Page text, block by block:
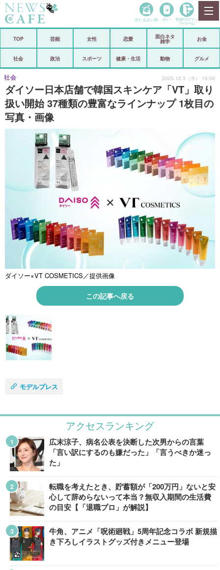
政治
芸能 スポーツ
恋愛
コメントポスト
リリース ショップ
登録・ログイン/マイルーム
当たる占い師 占い 登録• ログイン
マイルーム
TOP 芸能 女性 恋愛
面白ネタ
雑学
お金
社会 政治 スポーツ 健康・生活 動物 グルメ
ダイソー日本店舗で韓国スキンケア「VT」取り
扱い開始 37種類の豊富なラインナップ 1枚目の
写真・画像
社会 2025.12.3（水） 16:00
ダイソー×VT COSMETICS／提供画像
この記事へ戻る
モデルプレス
アクセスランキング
広末涼子、病名公表を決断した次男からの言葉
「言い訳にするのも嫌だった」「言うべきか迷っ
た」
転職を考えたとき、貯蓄額が「200万円」ないと安
心して辞めらないって本当？無収入期間の生活費
の目安【「退職プロ」が解説】
牛角、アニメ「呪術廻戦」5周年記念コラボ 新規描
き下ろしイラストグッズ付きメニュー登場